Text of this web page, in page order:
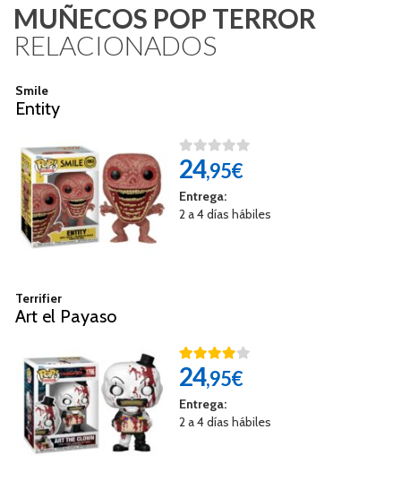
MUÑECOS POP TERROR
RELACIONADOS
Smile
Entity
24,95€
Entrega:
2 a 4 días hábiles
Terrifier
Art el Payaso
24,95€
Entrega:
2 a 4 días hábiles